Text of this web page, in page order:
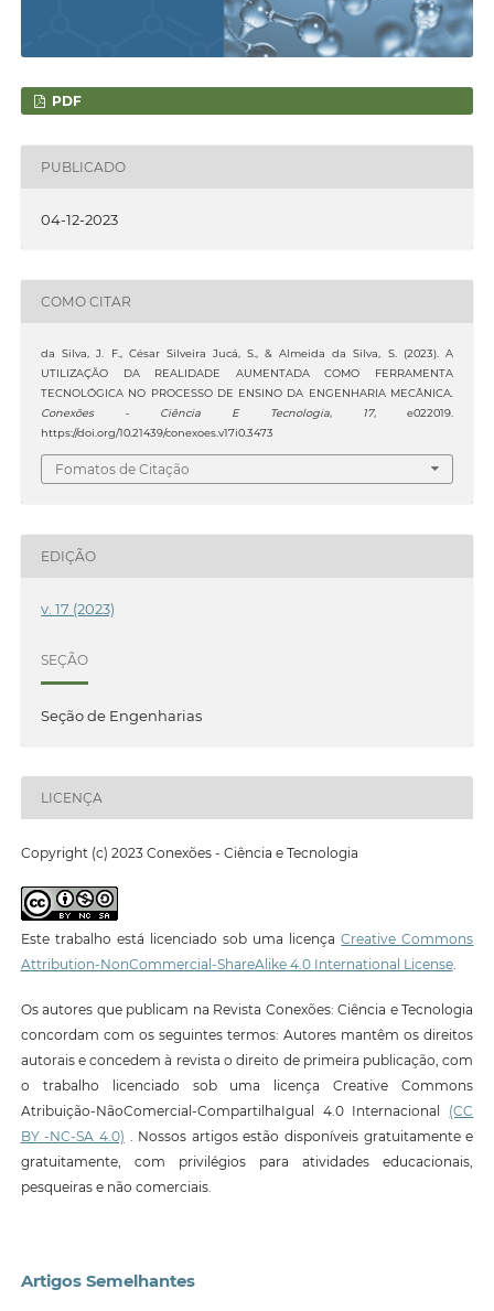
PDF
PUBLICADO
04-12-2023
COMO CITAR
da Silva, J. F., César Silveira Jucá, S., & Almeida da Silva, S. (2023). A
UTILIZAÇÃO DA REALIDADE AUMENTADA COMO FERRAMENTA
TECNOLÓGICA NO PROCESSO DE ENSINO DA ENGENHARIA MECÂNICA.
Conexões - Ciência E Tecnologia, 17, e022019.
https://doi.org/10.21439/conexoes.v17i0.3473
Fomatos de Citação
EDIÇÃO
v. 17 (2023)
SEÇÃO
Seção de Engenharias
LICENÇA
Copyright (c) 2023 Conexões - Ciência e Tecnologia
Este trabalho está licenciado sob uma licençaCreative Commons
Attribution-NonCommercial-ShareAlike 4.0 International License.
Os autores que publicam na Revista Conexões: Ciência e Tecnologia
concordam com os seguintes termos: Autores mantêm os direitos
autorais e concedem à revista o direito de primeira publicação, com
o trabalho licenciado sob uma licença Creative Commons
Atribuição-NãoComercial-CompartilhaIgual 4.0 Internacional (CC
BY -NC-SA 4.0) . Nossos artigos estão disponíveis gratuitamente e
gratuitamente, com privilégios para atividades educacionais,
pesqueiras e não comerciais.
Artigos Semelhantes